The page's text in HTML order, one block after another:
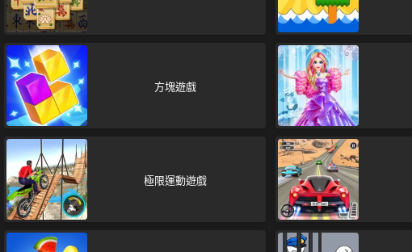
方塊遊戲
極限運動遊戲